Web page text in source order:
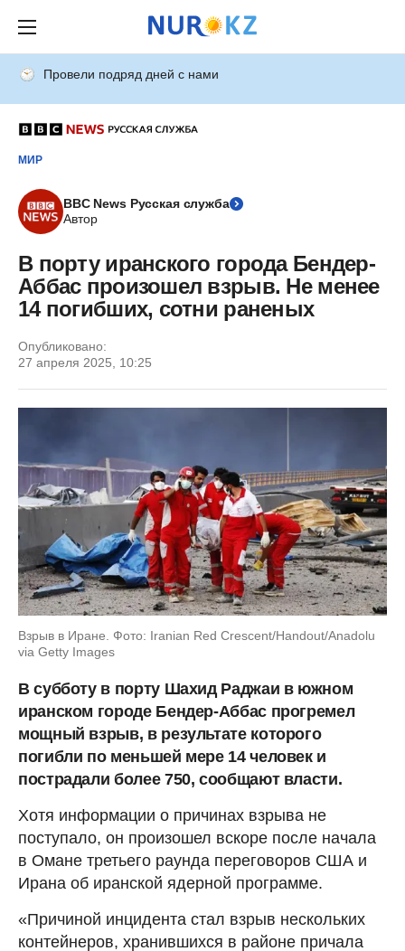
Провели подряд дней с нами
МИР
BBC News Русская служба
Автор
В порту иранского города Бендер-
Аббас произошел взрыв. Не менее
14 погибших, сотни раненых
Опубликовано:
27 апреля 2025, 10:25
Взрыв в Иране. Фото: Iranian Red Crescent/Handout/Anadolu
via Getty Images
В субботу в порту Шахид Раджаи в южном
иранском городе Бендер-Аббас прогремел
мощный взрыв, в результате которого
погибли по меньшей мере 14 человек и
пострадали более 750, сообщают власти.
Хотя информации о причинах взрыва не
поступало, он произошел вскоре после начала
в Омане третьего раунда переговоров США и
Ирана об иранской ядерной программе.
«Причиной инцидента стал взрыв нескольких
контейнеров, хранившихся в районе причала